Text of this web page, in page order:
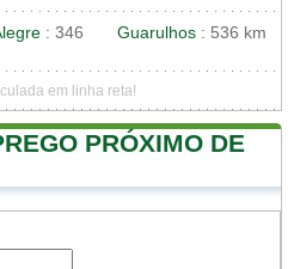
: 346
Guarulhos : 536 km
em linha reta!
PRÓXIMO DE